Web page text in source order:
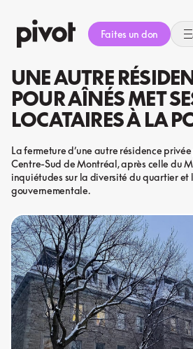
au
contenu
Faites un don
UNE AUTRE
POUR AÎNÉS MET
LOCATAIRES À LA
La fermeture d’une autre résidence
Centre-Sud de Montréal, après celle du
inquiétudes sur la diversité du quartier et
gouvernementale.